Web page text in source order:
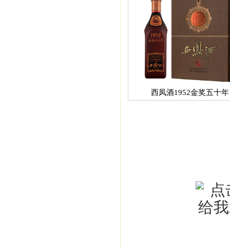
西凤酒1952金奖五十年